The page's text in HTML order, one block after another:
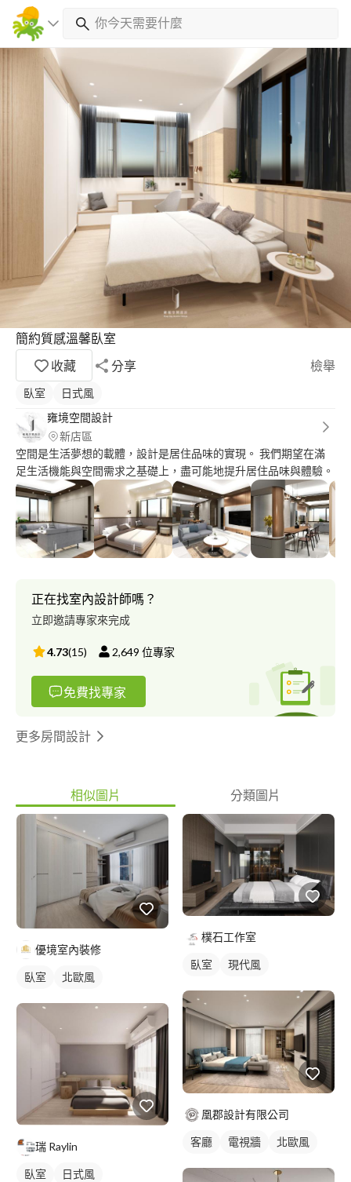
簡約質感溫馨臥室
收藏
分享 檢舉
臥室
日式風
雍境空間設計
新店區
空間是生活夢想的載體，設計是居住品味的實現。 我們期望在滿
足生活機能與空間需求之基礎上，盡可能地提升居住品味與體驗。
正在找室內設計師嗎？
立即邀請專家來完成
4.73(15) 2,649 位專家
免費找專家
更多房間設計
相似圖片 分類圖片
優境室內裝修
臥室 北歐風
瑞 Raylin
臥室 日式風
樸石工作室
臥室 現代風
凰郡設計有限公司
客廳 電視牆 北歐風